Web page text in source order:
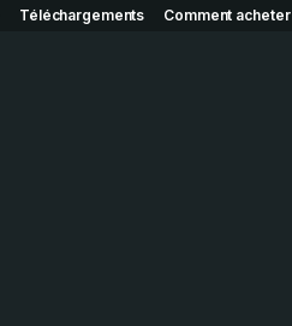
Téléchargements Comment acheter